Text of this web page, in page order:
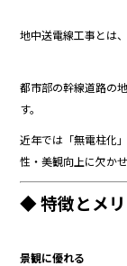
地中送電線工事とは
都市部の幹線道路の
す。
近年では「無電柱化
性・美観向上に欠か
◆ 特徴とメ
景観に優れる